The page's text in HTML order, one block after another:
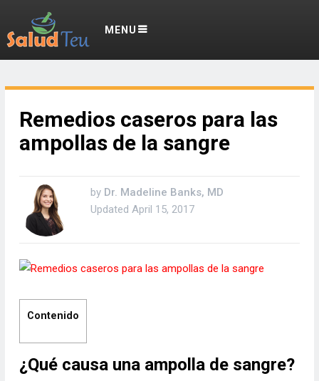
MENU
Remedios caseros para las
ampollas de la sangre
by Dr. Madeline Banks, MD
Updated April 15, 2017
Contenido
¿Qué causa una ampolla de sangre?